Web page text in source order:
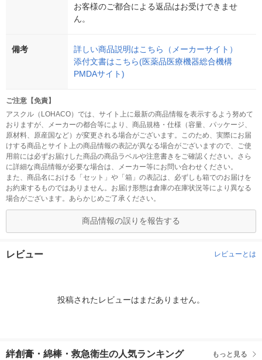
お客様のご都合による返品はお受けできませ
ん。
備考
詳しい商品説明はこちら（メーカーサイト）
添付文書はこちら(医薬品医療機器総合機構
PMDAサイト)
ご注意【免責】
アスクル（LOHACO）では、サイト上に最新の商品情報を表示するよう努めて
おりますが、メーカーの都合等により、商品規格・仕様（容量、パッケージ、
原材料、原産国など）が変更される場合がございます。このため、実際にお届
けする商品とサイト上の商品情報の表記が異なる場合がございますので、ご使
用前には必ずお届けした商品の商品ラベルや注意書きをご確認ください。さら
に詳細な商品情報が必要な場合は、メーカー等にお問い合わせください。
また、商品名における「セット」や「箱」の表記は、必ずしも箱でのお届けを
お約束するものではありません。お届け形態は倉庫の在庫状況等により異なる
場合がございます。あらかじめご了承ください。
商品情報の誤りを報告する
レビュー レビューとは
投稿されたレビューはまだありません。
絆創膏・綿棒・救急衛生の人気ランキング もっと見る